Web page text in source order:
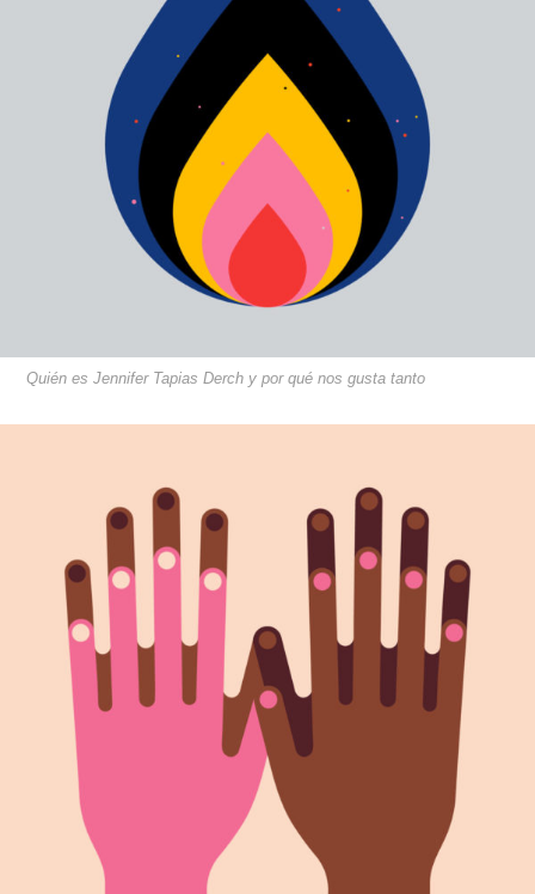
Quién es Jennifer Tapias Derch y por qué nos gusta tanto